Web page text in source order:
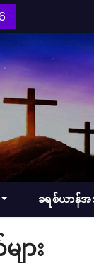
ခရစ်ယာန်
ျား